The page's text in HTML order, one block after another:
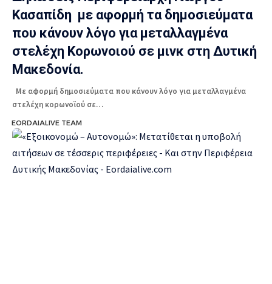
Κασαπίδη με αφορμή τα δημοσιεύματα
που κάνουν λόγο για μεταλλαγμένα
στελέχη Κορωνοιού σε μινκ στη Δυτική
Μακεδονία.
Με αφορμή δημοσιεύματα που κάνουν λόγο για μεταλλαγμένα
στελέχη κορωνοϊού σε…
EORDAIALIVE TEAM